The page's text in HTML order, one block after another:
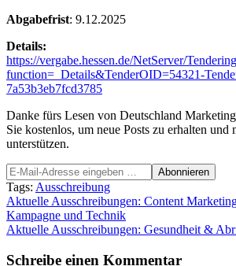
Abgabefrist: 9.12.2025
Details:
https://vergabe.hessen.de/NetServer/
function=_Details&TenderOID=54321-
7a53b3eb7fcd3785
Danke fürs Lesen von Deutschland
Sie kostenlos, um neue Posts zu erhalten und
unterstützen.
Tags: Ausschreibung
Beitragsnavigation
Aktuelle Ausschreibungen: Content
Kampagne und Technik
Aktuelle Ausschreibungen: Gesundheit &
Schreibe einen Kommentar